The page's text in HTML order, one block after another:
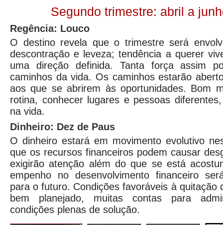
Segundo trimestre: abril a
Regência: Louco
O destino revela que o trimestre será
descontração e leveza; tendência a querer
uma direção definida. Tanta força assim
caminhos da vida. Os caminhos estarão
aos que se abrirem às oportunidades. Bom
rotina, conhecer lugares e pessoas
na vida.
Dinheiro: Dez de Paus
O dinheiro estará em movimento evolutivo
que os recursos financeiros podem causar
exigirão atenção além do que se está
empenho no desenvolvimento financeiro
para o futuro. Condições favoráveis à quitação
bem planejado, muitas contas para
condições plenas de solução.